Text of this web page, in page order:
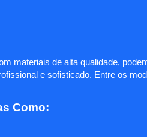
materiais de alta qualidade,
e sofisticado. Entre os
Como: